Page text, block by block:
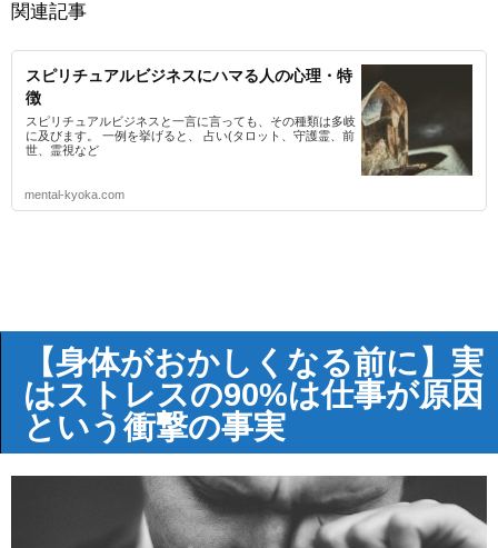
関連記事
スピリチュアルビジネスにハマる人の心理・特
徴
スピリチュアルビジネスと一言に言っても、その種類は多岐
に及びます。 一例を挙げると、 占い(タロット、守護霊、前
世、霊視など
mental-kyoka.com
【身体がおかしくなる前に】実
はストレスの90%は仕事が原因
という衝撃の事実